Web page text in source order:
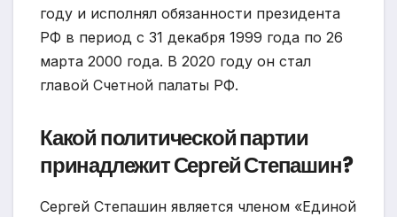
году и исполнял обязанности президента
РФ в период с 31 декабря 1999 года по 26
марта 2000 года. В 2020 году он стал
главой Счетной палаты РФ.
Какой политической партии
принадлежит Сергей Степашин?
Сергей Степашин является членом «Единой